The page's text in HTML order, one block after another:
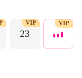
23
VIP VIP